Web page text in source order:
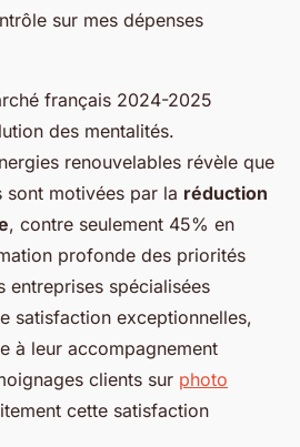
sur mes dépenses
français 2024-2025
des mentalités.
renouvelables révèle que
motivées par la réduction
, contre seulement 45% en
profonde des priorités
entreprises spécialisées
satisfaction exceptionnelles,
à leur accompagnement
clients sur photo
cette satisfaction